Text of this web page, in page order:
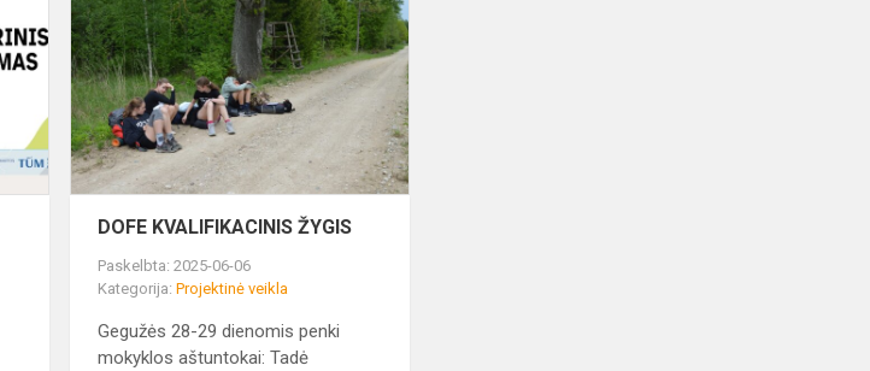
ATVYKO
ŽYGIS
DOFE KVALIFIKACINIS ŽYGIS
Paskelbta: 2025-06-06
Kategorija:Projektinė veikla
Gegužės 28-29 dienomis penki
mokyklos aštuntokai: Tadė